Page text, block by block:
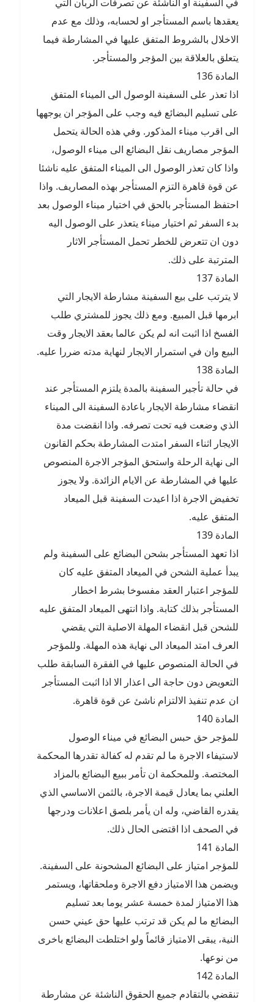
يعقدها باسم المستأجر او لحسابه، وذلك مع عدم
الاخلال بالشروط المتفق عليها في المشارطة فيما
يتعلق بالعلاقة بين المؤجر والمستأجر.
المادة 136
اذا تعذر على السفينة الوصول الى الميناء المتفق
على تسليم البضائع فيه وجب على المؤجر ان يوجهها
الى اقرب ميناء المذكور. وفي هذه الحالة يتحمل
المؤجر مصاريف نقل البضائع الى ميناء الوصول،
واذا كان تعذر الوصول الى الميناء المتفق عليه ناشئا
عن قوة قاهرة التزم المستأجر بهذه المصاريف. واذا
احتفظ المستأجر بالحق في اختيار ميناء الوصول بعد
بدء السفر ثم اختيار ميناء يتعذر على الوصول اليه
دون ان تتعرض للخطر تحمل المستأجر الاثار
المترتبة على ذلك.
المادة 137
لا يترتب على بيع السفينة مشارطة الايجار التي
ابرمها قبل المبيع. ومع ذلك يجوز للمشتري طلب
الفسخ اذا اثبت انه لم يكن عالما بعقد الايجار وقت
البيع وان في استمرار الايجار لنهاية مدته ضررا عليه.
المادة 138
في حالة تأجير السفينة بالمدة يلتزم المستأجر عند
انقضاء مشارطة الايجار باعادة السفينة الى الميناء
الذي وضعت فيه تحت تصرفه. واذا انقضت مدة
الايجار اثناء السفر امتدت المشارطة بحكم القانون
الى نهاية الرحلة واستحق المؤجر الاجرة المنصوص
عليها في المشارطة عن الايام الزائدة. ولا يجوز
تخفيض الاجرة اذا اعيدت السفينة قبل الميعاد
المتفق عليه.
المادة 139
اذا تعهد المستأجر بشحن البضائع على السفينة ولم
يبدأ عملية الشحن في الميعاد المتفق عليه كان
للمؤجر اعتبار العقد مفسوخا بشرط اخطار
المستأجر بذلك كتابة. واذا انتهى الميعاد المتفق عليه
للشحن قبل انقضاء المهلة الاصلية التي يقضي
العرف امتد الميعاد الى نهاية هذه المهلة. وللمؤجر
في الحالة المنصوص عليها في الفقرة السابقة طلب
التعويض دون حاجة الى اعذار الا اذا اثبت المستأجر
ان عدم تنفيذ الالتزام ناشئ عن قوة قاهرة.
المادة 140
للمؤجر حق حبس البضائع في ميناء الوصول
لاستيفاء الاجرة ما لم تقدم له كفالة تقدرها المحكمة
المختصة. وللمحكمة ان تأمر ببيع البضائع بالمزاد
العلني بما يعادل قيمة الاجرة، بالثمن الاساسي الذي
يقدره القاضي، وله ان يأمر بلصق اعلانات ودرجها
في الصحف اذا اقتضى الحال ذلك.
المادة 141
للمؤجر امتياز على البضائع المشحونة على السفينة.
ويضمن هذا الامتياز دفع الاجرة وملحقاتها، ويستمر
هذا الامتياز لمدة خمسة عشر يوما بعد تسليم
البضائع ما لم يكن قد ترتب عليها حق عيني حسن
النية، يبقى الامتياز قائماً ولو اختلطت البضائع باخرى
من نوعها.
المادة 142
تنقضي بالتقادم جميع الحقوق الناشئة عن مشارطة